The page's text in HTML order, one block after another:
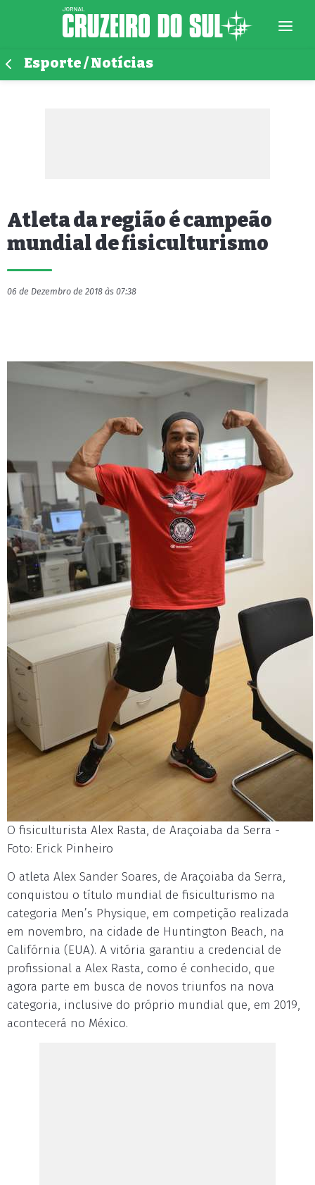
Esporte / Notícias
Atleta da região é campeão
mundial de fisiculturismo
06 de Dezembro de 2018 às 07:38
O fisiculturista Alex Rasta, de Araçoiaba da Serra -
Foto: Erick Pinheiro
O atleta Alex Sander Soares, de Araçoiaba da Serra,
conquistou o título mundial de fisiculturismo na
categoria Men’s Physique, em competição realizada
em novembro, na cidade de Huntington Beach, na
Califórnia (EUA). A vitória garantiu a credencial de
profissional a Alex Rasta, como é conhecido, que
agora parte em busca de novos triunfos na nova
categoria, inclusive do próprio mundial que, em 2019,
acontecerá no México.